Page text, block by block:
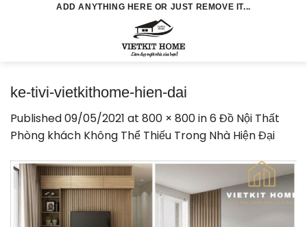
ADD ANYTHING HERE OR JUST REMOVE IT...
ke-tivi-vietkithome-hien-dai
Published09/05/2021 at 800 × 800in6 Đồ Nội Thất
Phòng khách Không Thể Thiếu Trong Nhà Hiện Đại